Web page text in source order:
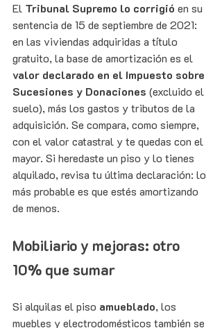
El Tribunal Supremo lo corrigió en su
sentencia de 15 de septiembre de 2021:
en las viviendas adquiridas a título
gratuito, la base de amortización es el
valor declarado en el Impuesto sobre
Sucesiones y Donaciones (excluido el
suelo), más los gastos y tributos de la
adquisición. Se compara, como siempre,
con el valor catastral y te quedas con el
mayor. Si heredaste un piso y lo tienes
alquilado, revisa tu última declaración: lo
más probable es que estés amortizando
de menos.
Mobiliario y mejoras: otro
10% que sumar
Si alquilas el piso amueblado, los
muebles y electrodomésticos también se